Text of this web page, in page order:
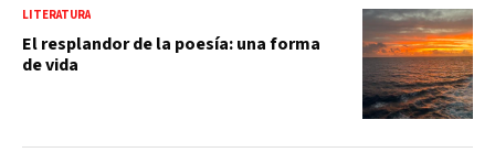
LITERATURA
El resplandor de la poesía: una forma
de vida